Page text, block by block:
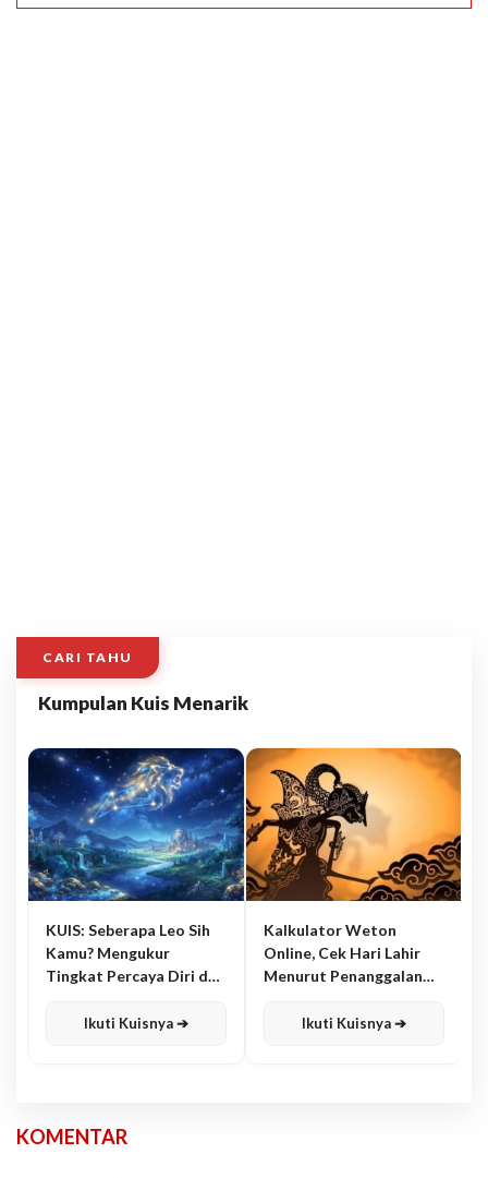
CARI TAHU
Kumpulan Kuis Menarik
KUIS: Seberapa Leo Sih
Kamu? Mengukur
Tingkat Percaya Diri dan
Ikuti Kuisnya ➔
Kalkulator Weton
Online, Cek Hari Lahir
Menurut Penanggalan
Ikuti Kuisnya ➔
KOMENTAR